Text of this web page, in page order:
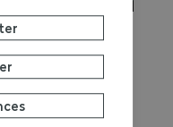
un
3 (ou 4, selon
du